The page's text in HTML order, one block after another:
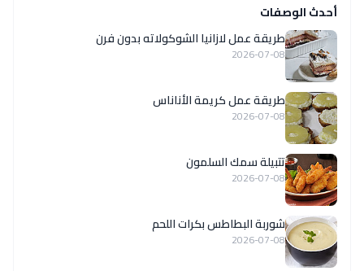
أحدث الوصفات
طريقة عمل لازانيا الشوكولاته بدون فرن
2026-07-08
طريقة عمل كريمة الأناناس
2026-07-08
تتبيلة سمك السلمون
2026-07-08
شوربة البطاطس بكرات اللحم
2026-07-08